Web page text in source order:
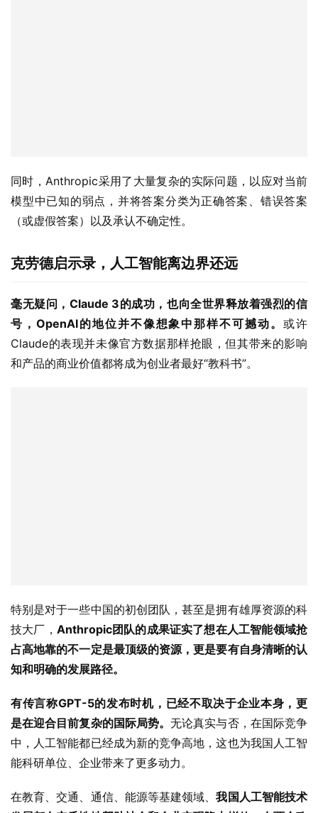
克劳德启示录，人工智能离边界还远
号，OpenAI的地位并不像想象中那样不可撼动。
Claude的表现并未像官方数据那样抢眼，但其带来的影响
有传言称GPT-5的发布时机，已经不取决于企业本身，更
是在迎合目前复杂的国际局势。无论真实与否，在国际竞争
中，人工智能都已经成为新的竞争高地，这也为我国人工智
在教育、交通、通信、能源等基建领域、我国人工智能技术
发展都在实质性地帮助社会和企业实现降本增效。在两会政
府工作报告中对于新质生产力、人工智能+、数字经济、强
技从业者的共鸣。